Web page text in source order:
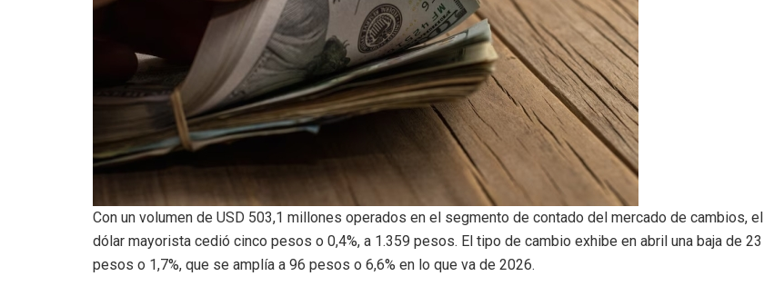
Con un volumen de USD 503,1 millones operados en el segmento de contado del mercado de cambios, el
dólar mayorista cedió cinco pesos o 0,4%, a 1.359 pesos. El tipo de cambio exhibe en abril una baja de 23
pesos o 1,7%, que se amplía a 96 pesos o 6,6% en lo que va de 2026.